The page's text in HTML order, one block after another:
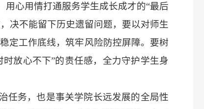
用心用情打通服务学生成长成才的“最后
决不能留下历史遗留问题，要以对师生
定工作底线，筑牢风险防控屏障。要树
放心不下”的责任感，全力守护学生身
任务，也是事关学院长远发展的全局性